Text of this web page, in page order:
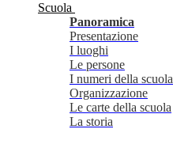
Scuola
Panoramica
Presentazione
I luoghi
Le persone
I numeri della scuola
Organizzazione
Le carte della scuola
La storia